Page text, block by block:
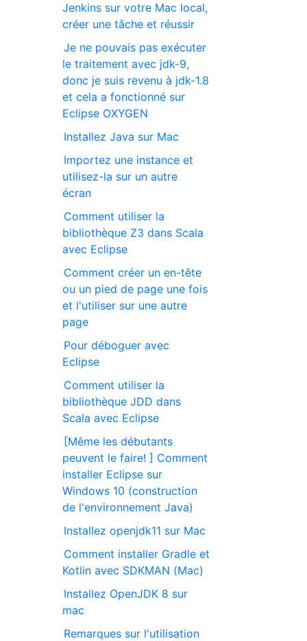
Jenkins sur votre Mac local,
créer une tâche et réussir
Je ne pouvais pas exécuter
le traitement avec jdk-9,
donc je suis revenu à jdk-1.8
et cela a fonctionné sur
Eclipse OXYGEN
Installez Java sur Mac
Importez une instance et
utilisez-la sur un autre
écran
Comment utiliser la
bibliothèque Z3 dans Scala
avec Eclipse
Comment créer un en-tête
ou un pied de page une fois
et l'utiliser sur une autre
page
Pour déboguer avec
Eclipse
Comment utiliser la
bibliothèque JDD dans
Scala avec Eclipse
[Même les débutants
peuvent le faire! ] Comment
installer Eclipse sur
Windows 10 (construction
de l'environnement Java)
Installez openjdk11 sur Mac
Comment installer Gradle et
Kotlin avec SDKMAN (Mac)
Installez OpenJDK 8 sur
mac
Remarques sur l'utilisation